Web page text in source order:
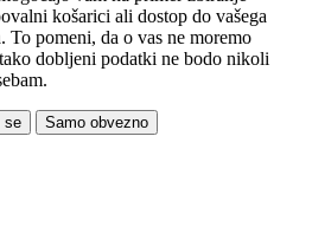
košarici ali dostop do vašega
To pomeni, da o vas ne moremo
dobljeni podatki ne bodo nikoli
se Samo obvezno